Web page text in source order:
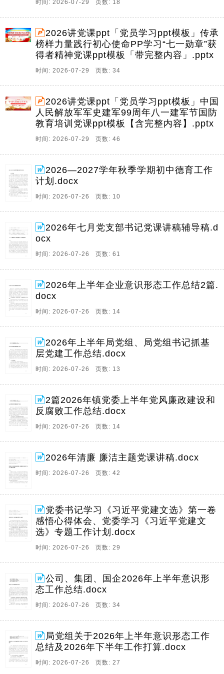
时间: 2026-07-29 页数: 18
2026讲党课ppt「党员学习ppt模板」传承
榜样力量践行初心使命PP学习“七一勋章”获
得者精神党课ppt模板「带完整内容」.pptx
时间: 2026-07-29 页数: 34
2026讲党课ppt「党员学习ppt模板」中国
人民解放军军史建军99周年八一建军节国防
教育培训党课ppt模板【含完整内容】.pptx
时间: 2026-07-29 页数: 46
2026—2027学年秋季学期初中德育工作
计划.docx
时间: 2026-07-26 页数: 10
2026年七月党支部书记党课讲稿辅导稿.d
ocx
时间: 2026-07-26 页数: 61
2026年上半年企业意识形态工作总结2篇.
docx
时间: 2026-07-26 页数: 14
2026年上半年局党组、局党组书记抓基
层党建工作总结.docx
时间: 2026-07-26 页数: 13
2篇2026年镇党委上半年党风廉政建设和
反腐败工作总结.docx
时间: 2026-07-26 页数: 14
2026年清廉 廉洁主题党课讲稿.docx
时间: 2026-07-26 页数: 42
党委书记学习《习近平党建文选》第一卷
感悟心得体会、党委学习《习近平党建文
选》专题工作计划.docx
时间: 2026-07-26 页数: 29
公司、集团、国企2026年上半年意识形
态工作总结.docx
时间: 2026-07-26 页数: 34
局党组关于2026年上半年意识形态工作
总结及2026年下半年工作打算.docx
时间: 2026-07-26 页数: 27